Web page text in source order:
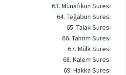
63. Münafikun Suresi
64. Teğabun Suresi
65. Talak Suresi
66. Tahrim Suresi
67. Mülk Suresi
68. Kalem Suresi
69. Hakka Suresi